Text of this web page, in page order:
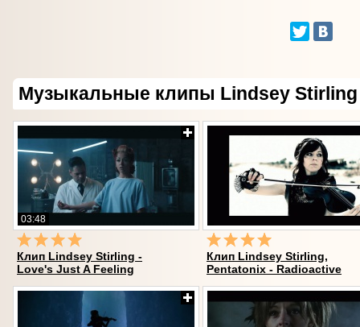
Музыкальные клипы Lindsey Stirling
03:48
Клип Lindsey Stirling -
Love's Just A Feeling
Клип Lindsey Stirling,
Pentatonix - Radioactive